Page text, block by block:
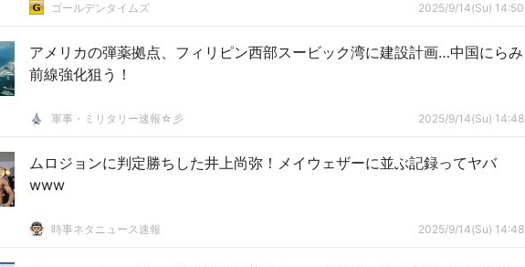
ゴールデンタイムズ 2025/9/14(Su) 14:50
アメリカの弾薬拠点、フィリピン西部スービック湾に建設計画…中国にらみ
前線強化狙う！
軍事・ミリタリー速報☆彡 2025/9/14(Su) 14:48
ムロジョンに判定勝ちした井上尚弥！メイウェザーに並ぶ記録ってヤバ
www
時事ネタニュース速報 2025/9/14(Su) 14:48